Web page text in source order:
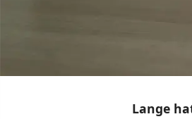
Lange